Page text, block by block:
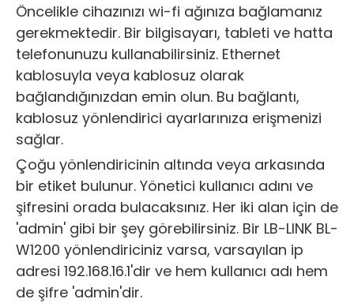
Öncelikle cihazınızı wi-fi ağınıza bağlamanız
gerekmektedir. Bir bilgisayarı, tableti ve hatta
telefonunuzu kullanabilirsiniz. Ethernet
kablosuyla veya kablosuz olarak
bağlandığınızdan emin olun. Bu bağlantı,
kablosuz yönlendirici ayarlarınıza erişmenizi
sağlar.
Çoğu yönlendiricinin altında veya arkasında
bir etiket bulunur. Yönetici kullanıcı adını ve
şifresini orada bulacaksınız. Her iki alan için de
'admin' gibi bir şey görebilirsiniz. Bir LB-LINK BL-
W1200 yönlendiriciniz varsa, varsayılan ip
adresi 192.168.16.1'dir ve hem kullanıcı adı hem
de şifre 'admin'dir.